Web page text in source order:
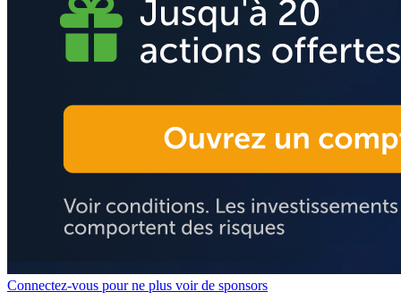
Connectez-vous pour ne plus voir de sponsors